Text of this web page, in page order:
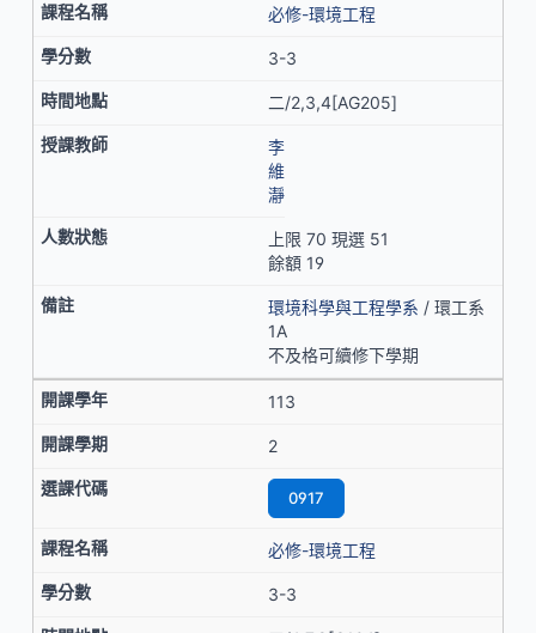
必修-環境工程
3-3
二/2,3,4[AG205]
李
維
瀞
上限 70 現選 51
餘額 19
環境科學與工程學系 / 環工系
1A
不及格可續修下學期
113
2
0917
必修-環境工程
3-3